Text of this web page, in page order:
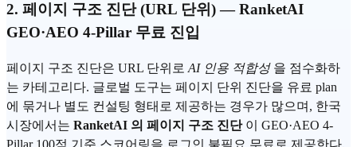
2. 페이지 구조 진단 (URL 단위) — RanketAI
GEO·AEO 4-Pillar 무료 진입
페이지 구조 진단은 URL 단위로 AI 인용 적합성을 점수화하
는 카테고리다. 글로벌 도구는 페이지 단위 진단을 유료 plan
에 묶거나 별도 컨설팅 형태로 제공하는 경우가 많으며, 한국
시장에서는 RanketAI 의 페이지 구조 진단이 GEO·AEO 4-